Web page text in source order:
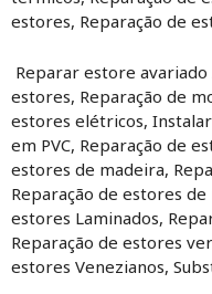
estores, Reparação de
Reparar estore
estores, Reparação de
estores elétricos,
em PVC, Reparação de
estores de madeira,
Reparação de estores
estores Laminados,
Reparação de estores
estores Venezianos,